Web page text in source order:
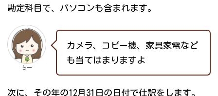
勘定科目で、パソコンも含まれます。
ちー
カメラ、コピー機、家具家電など
も当てはまりますよ
次に、その年の12月31日の日付で仕訳をします。